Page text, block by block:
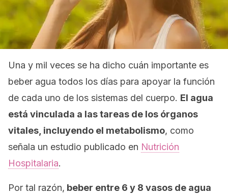
Una y mil veces se ha dicho cuán importante es
beber agua todos los días para apoyar la función
de cada uno de los sistemas del cuerpo. El agua
está vinculada a las tareas de los órganos
vitales, incluyendo el metabolismo, como
señala un estudio publicado en Nutrición
Hospitalaria.
Por tal razón, beber entre 6 y 8 vasos de agua